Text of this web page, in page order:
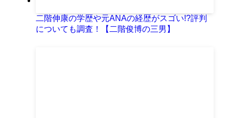
二階伸康の学歴や元ANAの経歴がスゴい!?評判
についても調査！【二階俊博の三男】